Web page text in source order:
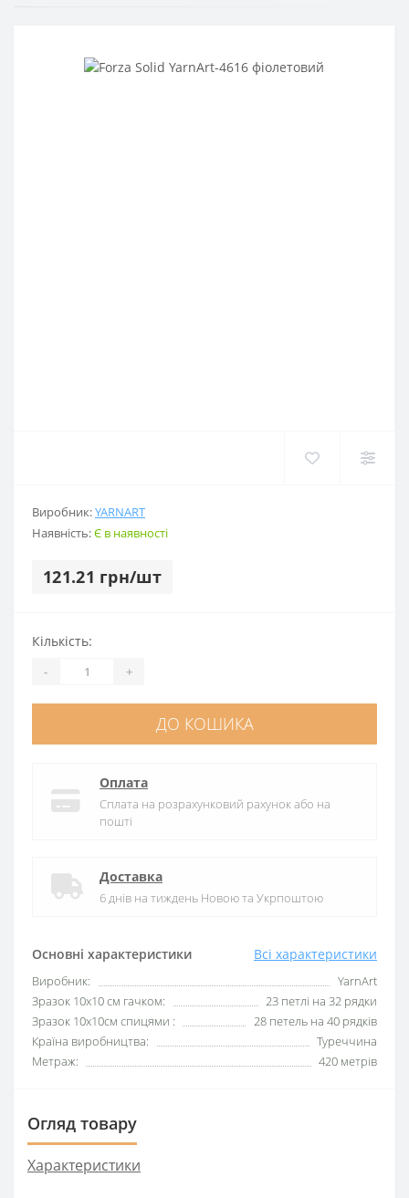
Виробник:YARNART
Наявність:Є в наявності
121.21 грн/шт
Основні характеристики Всі характеристики
Виробник:
YarnArt
Зразок 10х10 см гачком:
23 петлі на 32 рядки
Зразок 10х10см спицями :
28 петель на 40 рядків
Країна виробництва:
Туреччина
Метраж:
420 метрів
Кількість:
- +
ДО КОШИКА
Оплата
Сплата на розрахунковий рахунок або на
пошті
Доставка
6 днів на тиждень Новою та Укрпоштою
Огляд товару
Характеристики